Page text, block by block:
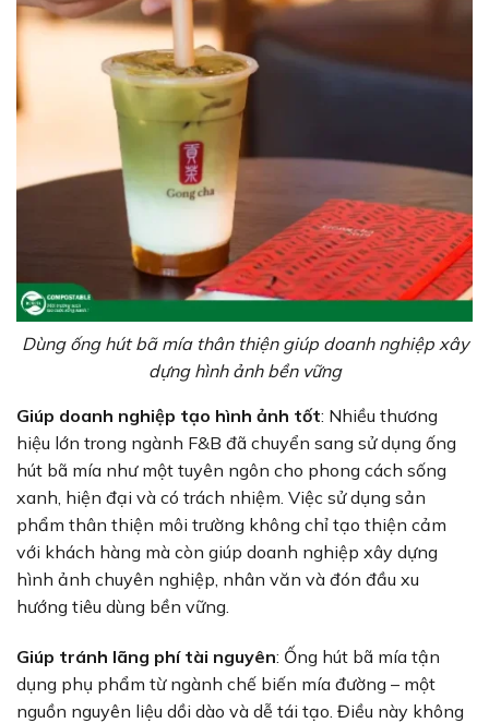
Dùng ống hút bã mía thân thiện giúp doanh nghiệp xây
dựng hình ảnh bền vững
Giúp doanh nghiệp tạo hình ảnh tốt: Nhiều thương
hiệu lớn trong ngành F&B đã chuyển sang sử dụng ống
hút bã mía như một tuyên ngôn cho phong cách sống
xanh, hiện đại và có trách nhiệm. Việc sử dụng sản
phẩm thân thiện môi trường không chỉ tạo thiện cảm
với khách hàng mà còn giúp doanh nghiệp xây dựng
hình ảnh chuyên nghiệp, nhân văn và đón đầu xu
hướng tiêu dùng bền vững.
Giúp tránh lãng phí tài nguyên: Ống hút bã mía tận
dụng phụ phẩm từ ngành chế biến mía đường – một
nguồn nguyên liệu dồi dào và dễ tái tạo. Điều này không